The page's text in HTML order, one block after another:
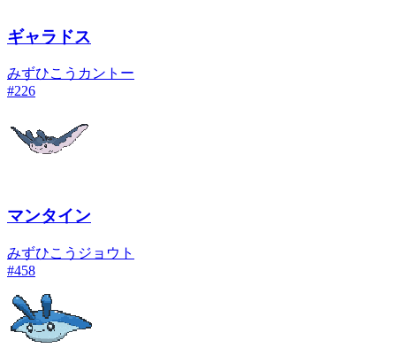
ギャラドス
みずひこう カントー
#226
マンタイン
みずひこう ジョウト
#458